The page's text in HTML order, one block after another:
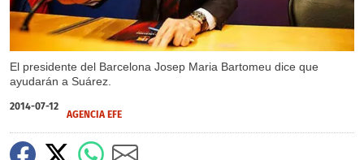
El presidente del Barcelona Josep Maria Bartomeu dice que
ayudarán a Suárez.
2014-07-12
AGENCIA EFE